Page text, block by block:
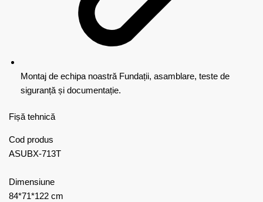
Montaj de echipa noastră Fundații, asamblare, teste de
siguranță și documentație.
Fișă tehnică
Cod produs
ASUBX-713T
Dimensiune
84*71*122 cm